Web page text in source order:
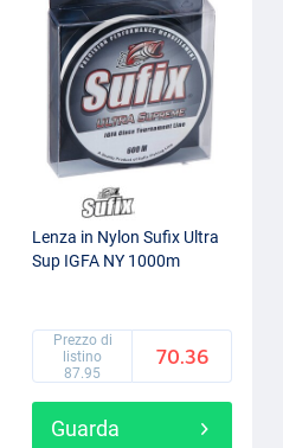
Lenza in Nylon Sufix Ultra
Sup IGFA NY 1000m
Prezzo di
listino
87.95
70.36
Guarda